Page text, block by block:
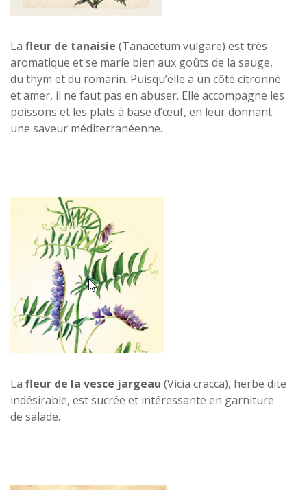
La fleur de tanaisie (Tanacetum vulgare) est très
aromatique et se marie bien aux goûts de la sauge,
du thym et du romarin. Puisqu’elle a un côté citronné
et amer, il ne faut pas en abuser. Elle accompagne les
poissons et les plats à base d’œuf, en leur donnant
une saveur méditerranéenne.
La fleur de la vesce jargeau (Vicia cracca), herbe dite
indésirable, est sucrée et intéressante en garniture
de salade.